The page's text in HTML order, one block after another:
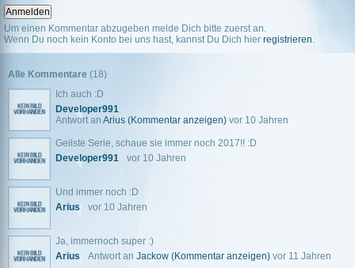
Um einen Kommentar abzugeben melde Dich bitte zuerst an.
Wenn Du noch kein Konto bei uns hast, kannst Du Dich hier registrieren.
Alle Kommentare (18)
Ich auch :D
Developer991
Antwort an Arius (Kommentar anzeigen) vor 10 Jahren
Geilste Serie, schaue sie immer noch 2017!! :D
Developer991
vor 10 Jahren
Und immer noch :D
Arius
vor 10 Jahren
Ja, immernoch super :)
Arius
Antwort an Jackow (Kommentar anzeigen) vor 11 Jahren